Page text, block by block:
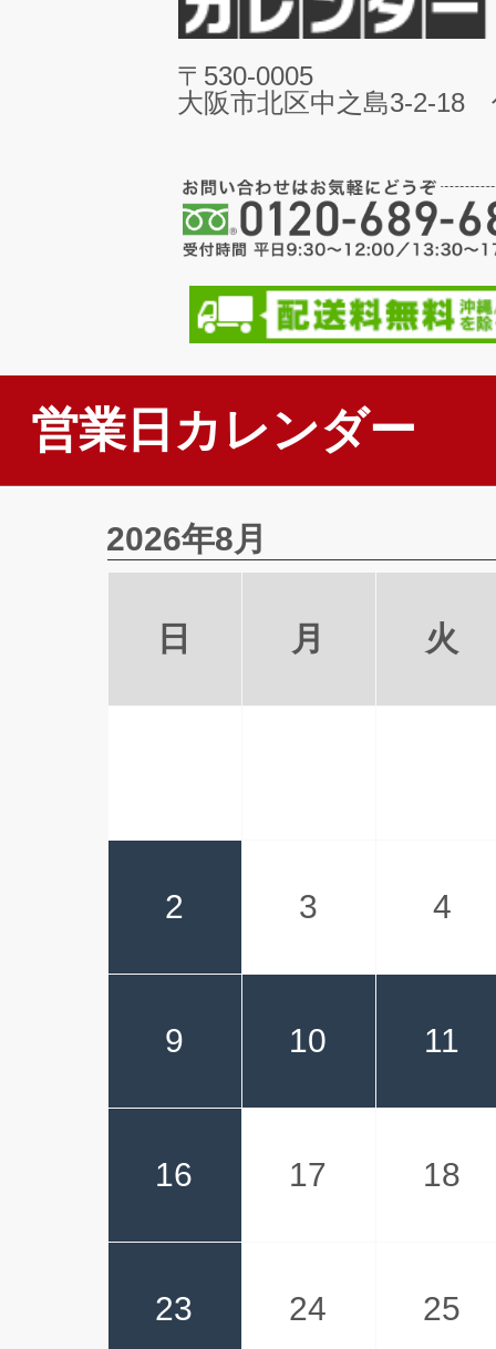
〒530-0005
大阪市北区中之島3-2-18
営業日カレンダー
2026年8月
日 月 火
2 3 4
9 10 11
16 17 18
23 24 25